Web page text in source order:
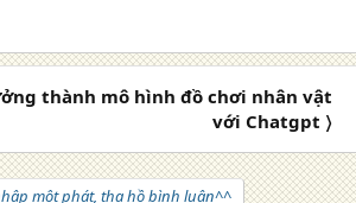
thành mô hình đồ chơi nhân vật
với Chatgpt 〉
một phát, tha hồ bình luận^^